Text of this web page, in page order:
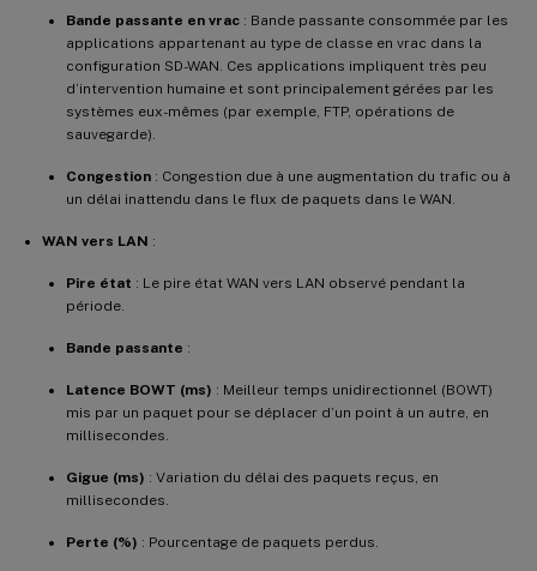
Bande passante en vrac : Bande passante consommée par les
applications appartenant au type de classe en vrac dans la
configuration SD-WAN. Ces applications impliquent très peu
d’intervention humaine et sont principalement gérées par les
systèmes eux-mêmes (par exemple, FTP, opérations de
sauvegarde).
Congestion : Congestion due à une augmentation du trafic ou à
un délai inattendu dans le flux de paquets dans le WAN.
WAN vers LAN :
Pire état : Le pire état WAN vers LAN observé pendant la
période.
Bande passante :
Latence BOWT (ms) : Meilleur temps unidirectionnel (BOWT)
mis par un paquet pour se déplacer d’un point à un autre, en
millisecondes.
Gigue (ms) : Variation du délai des paquets reçus, en
millisecondes.
Perte (%) : Pourcentage de paquets perdus.